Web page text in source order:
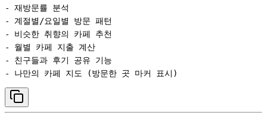
- 재방문률 분석
- 계절별/요일별 방문 패턴
- 비슷한 취향의 카페 추천
- 월별 카페 지출 계산
- 친구들과 후기 공유 기능